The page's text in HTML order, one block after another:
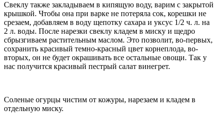
Свеклу также закладываем в кипящую воду, варим с закрытой
крышкой. Чтобы она при варке не потеряла сок, корешки не
срезаем, добавляем в воду щепотку сахара и уксус 1/2 ч. л. на
2 л. воды. После нарезки свеклу кладем в миску и щедро
сбрызгиваем растительным маслом. Это позволит, во-первых,
сохранить красивый темно-красный цвет корнеплода, во-
вторых, он не будет окрашивать все остальные овощи. Так у
нас получится красивый пестрый салат винегрет.
Соленые огурцы чистим от кожуры, нарезаем и кладем в
отдельную миску.